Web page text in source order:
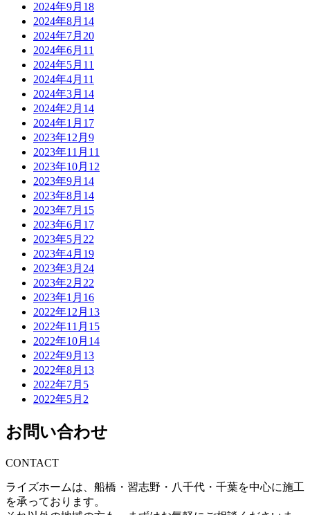
2024年9月 18
2024年8月 14
2024年7月 20
2024年6月 11
2024年5月 11
2024年4月 11
2024年3月 14
2024年2月 14
2024年1月 17
2023年12月 9
2023年11月 11
2023年10月 12
2023年9月 14
2023年8月 14
2023年7月 15
2023年6月 17
2023年5月 22
2023年4月 19
2023年3月 24
2023年2月 22
2023年1月 16
2022年12月 13
2022年11月 15
2022年10月 14
2022年9月 13
2022年8月 13
2022年7月 5
2022年5月 2
お問い合わせ
CONTACT
ライズホームは、船橋・習志野・八千代・千葉を中心に施工
を承っております。